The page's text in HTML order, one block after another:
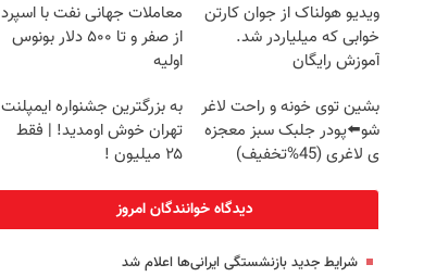
ویدیو هولناک از جوان کارتن
خوابی که میلیاردر شد.
آموزش رایگان
معاملات جهانی نفت با اسپرد
از صفر و تا ۵۰۰ دلار بونوس
اولیه
بشین توی خونه و راحت لاغر
شو⬅️پودر جلبک سبز معجزه
ی لاغری (45%تخفیف)
به بزرگترین جشنواره ایمپلنت
تهران خوش اومدید! | فقط
۲۵ میلیون !
دیدگاه خوانندگان امروز
شرایط جدید بازنشستگی ایرانی‌ها اعلام شد